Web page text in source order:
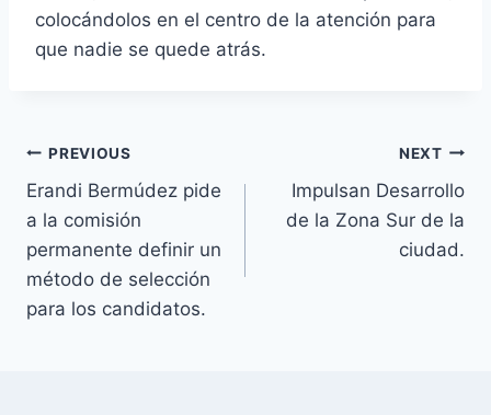
colocándolos en el centro de la atención para
que nadie se quede atrás.
PREVIOUS
Erandi Bermúdez pide
a la comisión
permanente definir un
método de selección
para los candidatos.
NEXT
Impulsan Desarrollo
de la Zona Sur de la
ciudad.